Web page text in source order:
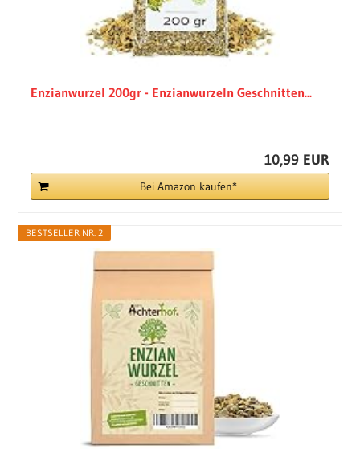
Enzianwurzel 200gr - Enzianwurzeln Geschnitten...
10,99 EUR
Bei Amazon kaufen*
BESTSELLER NR. 2